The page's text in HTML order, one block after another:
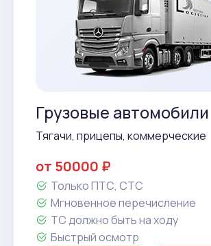
Грузовые автомобили
Тягачи, прицепы, коммерческие
от 50000 ₽
Только ПТС, СТС
Мгновенное перечисление
ТС должно быть на ходу
Быстрый осмотр